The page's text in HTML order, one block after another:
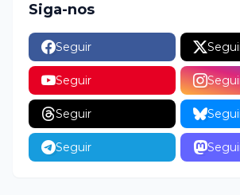
Siga-nos
Seguir
Seguir
Seguir
Seguir